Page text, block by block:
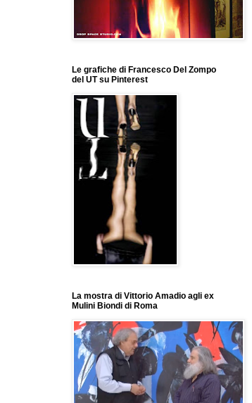
Le grafiche di Francesco Del Zompo
del UT su Pinterest
La mostra di Vittorio Amadio agli ex
Mulini Biondi di Roma